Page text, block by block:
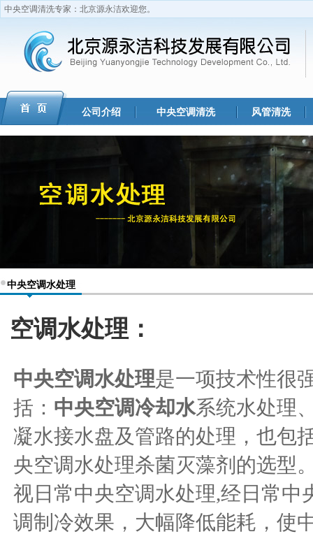
中央空调清洗专家：北京源永洁欢迎您。
公司介绍 中央空调清洗 风管清洗
中央空调水处理
空调水处理：
中央空调水处理是一项技术性很
括： 中央空调冷却水系统水处理
凝水接水盘及管路的处理，也包
央空调水处理杀菌灭藻剂的选型
视日常中央空调水处理,经日常
调制冷效果，大幅降低能耗，使